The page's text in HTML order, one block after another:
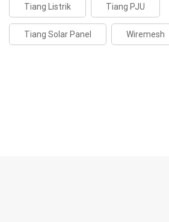
Tiang Listrik Tiang PJU
Tiang Solar Panel Wiremesh